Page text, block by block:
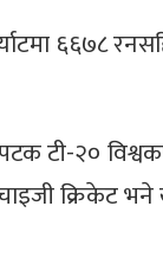
६६७८
टी-२०
क्रिकेट भने